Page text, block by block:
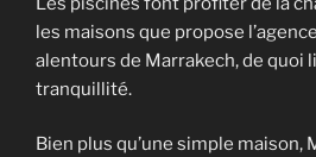
les maisons que propose
alentours de Marrakech, de quoi
tranquillité.
Bien plus qu’une simple maison,